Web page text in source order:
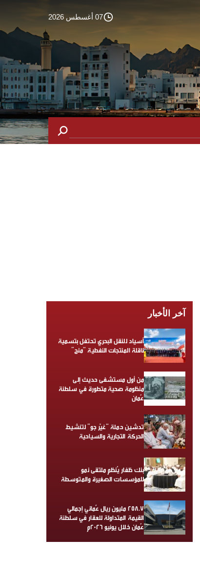
07 أغسطس 2026
آخر الأخبار
أسياد للنقل البحري تحتفل بتسمية
ناقلة المنتجات النفطية “منح”
من أول مستشفى حديث إلى
منظومة صحية متطورة في سلطنة
عُمان
تدشين حملة “غيّر جو” لتنشيط
الحركة التجارية والسياحية
بنك ظفار يُنظم ملتقى نمو
للمؤسسات الصغيرة والمتوسطة
258.7 مليون ريال عُماني إجمالي
القيمة المتداولة للعقار في سلطنة
عُمان خلال يونيو 2026م